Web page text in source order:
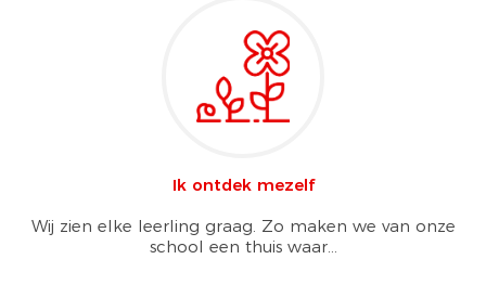
Ik ontdek mezelf
Wij zien elke leerling graag. Zo maken we van onze
school een thuis waar...